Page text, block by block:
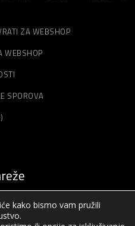
ZA WEBSHOP
WEBSHOP
SPOROVA
kako bismo vam pružili